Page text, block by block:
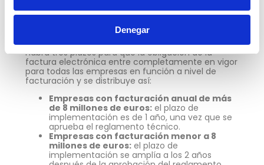
Denegar
que aún está a la espera de la aprobación del
Cuando se publique el reglamento de facturación,
habrá tres plazos para que la obligación de la
factura electrónica entre completamente en vigor
para todas las empresas en función a nivel de
facturación y se distribuye así:
Empresas con facturación anual de más
de 8 millones de euros: el plazo de
implementación es de 1 año, una vez que se
aprueba el reglamento técnico.
Empresas con facturación menor a 8
millones de euros: el plazo de
implementación se amplía a los 2 años